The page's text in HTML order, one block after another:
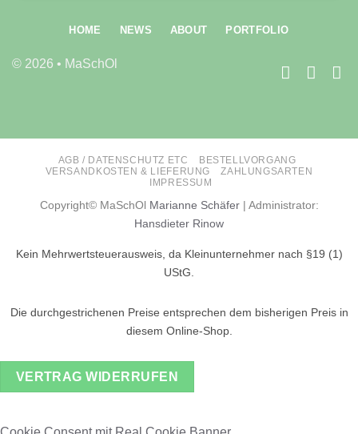
© 2026 • MaSchOl
HOME NEWS ABOUT PORTFOLIO
AGB / DATENSCHUTZ ETC
BESTELLVORGANG
VERSANDKOSTEN & LIEFERUNG
ZAHLUNGSARTEN
IMPRESSUM
Copyright© MaSchOl Marianne Schäfer| Administrator:
Hansdieter Rinow
Kein Mehrwertsteuerausweis, da Kleinunternehmer nach §19 (1)
UStG.
Die durchgestrichenen Preise entsprechen dem bisherigen Preis in
diesem Online-Shop.
VERTRAG WIDERRUFEN